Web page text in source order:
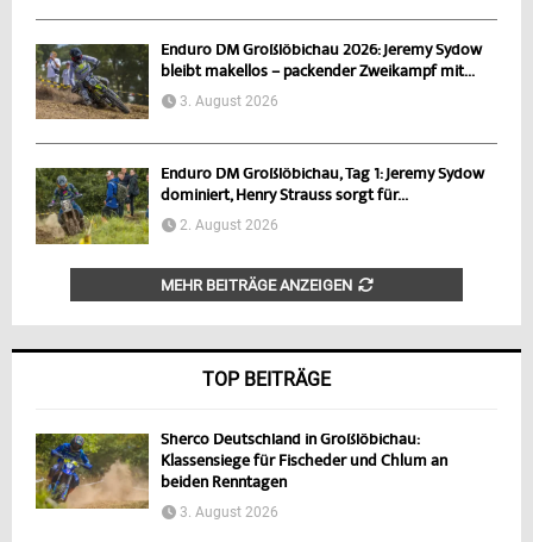
Enduro DM Großlöbichau 2026: Jeremy Sydow
bleibt makellos – packender Zweikampf mit...
3. August 2026
Enduro DM Großlöbichau, Tag 1: Jeremy Sydow
dominiert, Henry Strauss sorgt für...
2. August 2026
MEHR BEITRÄGE ANZEIGEN
TOP BEITRÄGE
Sherco Deutschland in Großlöbichau:
Klassensiege für Fischeder und Chlum an
beiden Renntagen
3. August 2026